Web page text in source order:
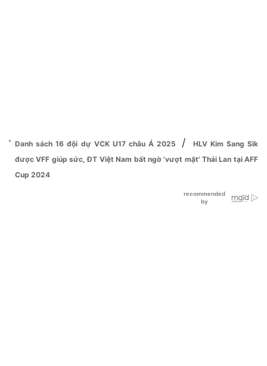
Danh sách 16 đội dự VCK U17 châu Á 2025 /
HLV Kim Sang Sik
được VFF giúp sức, ĐT Việt Nam bất ngờ 'vượt mặt' Thái Lan tại AFF
Cup 2024